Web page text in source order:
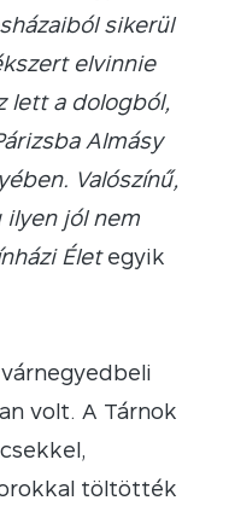
sikerül
elvinnie
lett a dologból,
Almásy
Valószínű,
ilyen jól nem
Életegyik
volt. A Tárnok
töltötték